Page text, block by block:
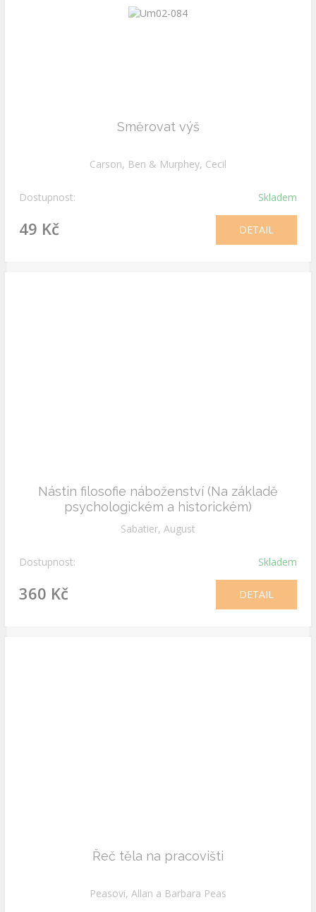
Směrovat výš
Carson, Ben & Murphey, Cecil
Dostupnost: Skladem
49 Kč DETAIL
Nástin filosofie náboženství (Na základě
psychologickém a historickém)
Sabatier, August
Dostupnost: Skladem
360 Kč DETAIL
Řeč těla na pracovišti
Peasovi, Allan a Barbara Peas